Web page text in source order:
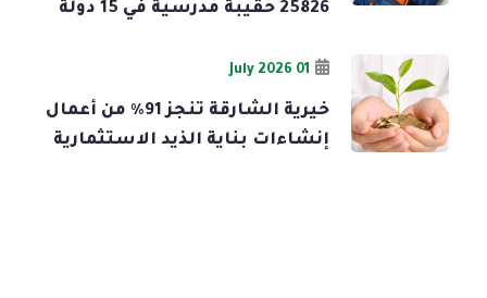
25826 حقيبة مدرسية في 15 دولة
01 July 2026
خيرية الشارقة تنجز 91% من أعمال
إنشاءات بناية الذيد الاستثمارية